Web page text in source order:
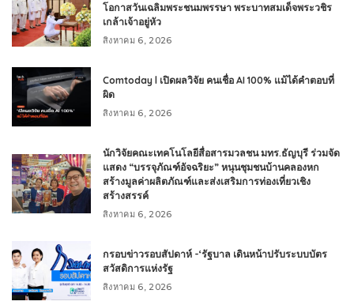
โอกาสวันเฉลิมพระชนมพรรษา พระบาทสมเด็จพระวชิร
เกล้าเจ้าอยู่หัว
สิงหาคม 6, 2026
Comtoday l เปิดผลวิจัย คนเชื่อ AI 100% แม้ได้คำตอบที่
ผิด
สิงหาคม 6, 2026
นักวิจัยคณะเทคโนโลยีสื่อสารมวลชน มทร.ธัญบุรี ร่วมจัด
แสดง “บรรจุภัณฑ์อัจฉริยะ” หนุนชุมชนบ้านคลองหก
สร้างมูลค่าผลิตภัณฑ์และส่งเสริมการท่องเที่ยวเชิง
สร้างสรรค์
สิงหาคม 6, 2026
กรอบข่าวรอบสัปดาห์ -‘รัฐบาล เดินหน้าปรับระบบบัตร
สวัสดิการแห่งรัฐ
สิงหาคม 6, 2026